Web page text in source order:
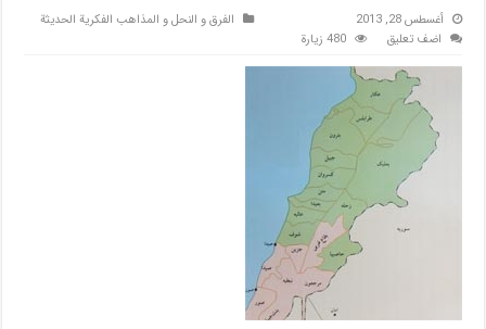
أغسطس 28, 2013
الفرق و النحل و المذاهب الفكرية الحديثة
اضف تعليق
480 زيارة